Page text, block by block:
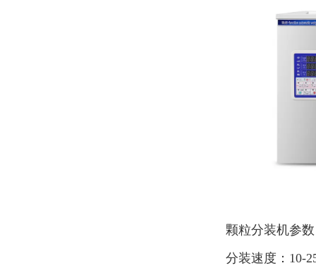
颗粒分装机参
分装速度：10-